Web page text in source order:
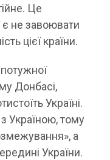
Це
є не завоювати
цієї країни.
Донбасі,
Україні.
Україною, тому
а
України.